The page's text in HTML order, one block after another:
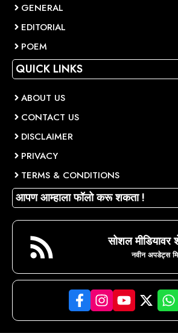
GENERAL
EDITORIAL
POEM
QUICK LINKS
ABOUT US
CONTACT US
DISCLAIMER
PRIVACY
TERMS & CONDITIONS
आपण आम्हाला फॉलो करू शकता !
सोशल मीडियावर
नवीन अपडेट्स